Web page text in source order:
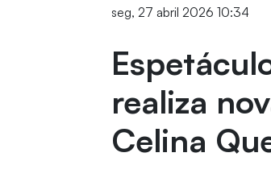
seg, 27 abril 2026 10:34
realiza
Celina